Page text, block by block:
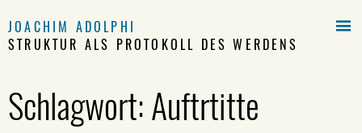
JOACHIM ADOLPHI
STRUKTUR ALS PROTOKOLL DES WERDENS
Schlagwort:Auftrtitte
